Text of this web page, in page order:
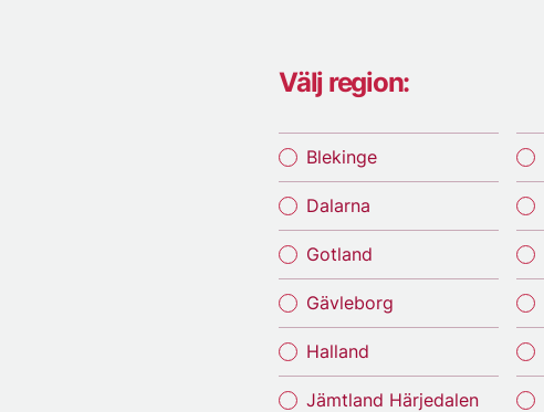
Välj region:
Blekinge
Dalarna
Gotland
Gävleborg
Halland
Jämtland Härjedalen